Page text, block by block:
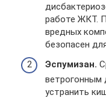
работе ЖКТ.
вредных
безопасен
Эспумизан.
ветрогонным
устранить